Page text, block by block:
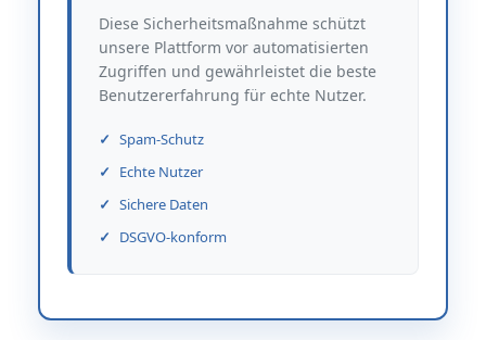
Diese Sicherheitsmaßnahme schützt
unsere Plattform vor automatisierten
Zugriffen und gewährleistet die beste
Benutzererfahrung für echte Nutzer.
Spam-Schutz
Echte Nutzer
Sichere Daten
DSGVO-konform